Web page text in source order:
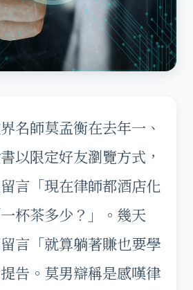
名師莫孟衡在去年一、
以限定好友瀏覽方式，
言「現在律師都酒店化
杯茶多少？」。幾天
言「就算躺著賺也要學
告。莫男辯稱是感嘆律